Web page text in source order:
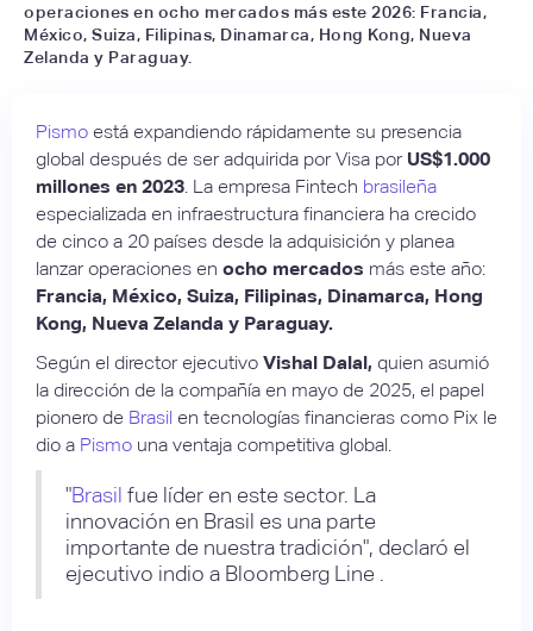
operaciones en ocho mercados más este 2026: Francia,
México, Suiza, Filipinas, Dinamarca, Hong Kong, Nueva
Zelanda y Paraguay.
Pismo está expandiendo rápidamente su presencia
global después de ser adquirida por Visa por US$1.000
millones en 2023 . La empresa Fintech brasileña
especializada en infraestructura financiera ha crecido
de cinco a 20 países desde la adquisición y planea
lanzar operaciones en ocho mercados más este año:
Francia, México, Suiza, Filipinas, Dinamarca, Hong
Kong, Nueva Zelanda y Paraguay.
Según el director ejecutivo Vishal Dalal, quien asumió
la dirección de la compañía en mayo de 2025, el papel
pionero de Brasil en tecnologías financieras como Pix le
dio a Pismo una ventaja competitiva global.
"Brasil fue líder en este sector. La
innovación en Brasil es una parte
importante de nuestra tradición", declaró el
ejecutivo indio a Bloomberg Line .